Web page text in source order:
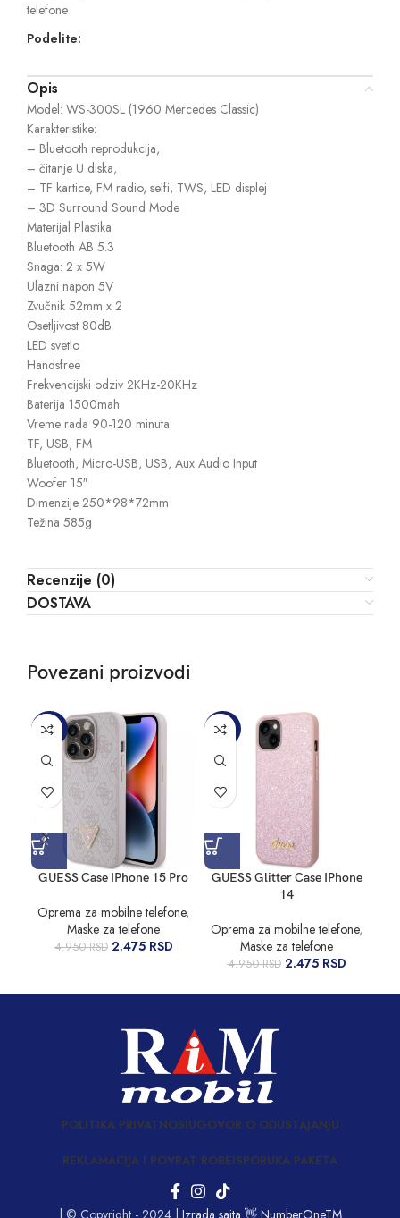
telefone
Podelite:
Opis
Model: WS-300SL (1960 Mercedes Classic)
Karakteristike:
– Bluetooth reprodukcija,
– čitanje U diska,
– TF kartice, FM radio, selfi, TWS, LED displej
– 3D Surround Sound Mode
Materijal Plastika
Bluetooth AB 5.3
Snaga: 2 x 5W
Ulazni napon 5V
Zvučnik 52mm x 2
Osetljivost 80dB
LED svetlo
Handsfree
Frekvencijski odziv 2KHz-20KHz
Baterija 1500mah
Vreme rada 90-120 minuta
TF, USB, FM
Bluetooth, Micro-USB, USB, Aux Audio Input
Woofer 15″
Dimenzije 250*98*72mm
Težina 585g
Recenzije (0)
DOSTAVA
Povezani proizvodi
-50%
GUESS Case IPhone 15 Pro
Oprema za mobilne telefone,
Maske za telefone
4.950RSD 2.475 RSD
-50%
GUESS Glitter Case IPhone
14
Oprema za mobilne telefone,
Maske za telefone
4.950RSD 2.475 RSD
POLITIKA PRIVATNOSIUGOVOR O ODUSTAJANJU
REKLAMACIJA I POVRAT ROBEISPORUKA PAKETA
| © Copyright - 2024 | Izrada sajta 👋 NumberOneTM